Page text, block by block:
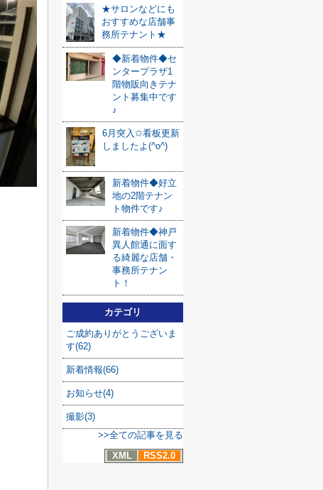
★サロンなどにも
おすすめな店舗事
務所テナント★
◆新着物件◆セ
ンタープラザ1
階物販向きテナ
ント募集中です
♪
6月突入✩看板更新
しましたよ(^o^)
新着物件◆好立
地の2階テナン
ト物件です♪
新着物件◆神戸
異人館通に面す
る綺麗な店舗・
事務所テナン
ト！
カテゴリ
ご成約ありがとうございま
す(62)
新着情報(66)
お知らせ(4)
撮影(3)
>>全ての記事を見る
XML
RSS2.0